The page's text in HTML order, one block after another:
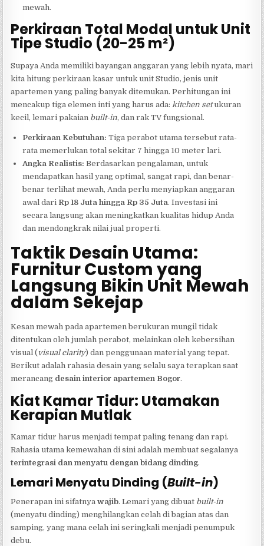
mewah.
Perkiraan Total Modal untuk Unit
Tipe Studio (20-25 m²)
Supaya Anda memiliki bayangan anggaran yang lebih nyata, mari
kita hitung perkiraan kasar untuk unit Studio, jenis unit
apartemen yang paling banyak ditemukan. Perhitungan ini
mencakup tiga elemen inti yang harus ada: kitchen setukuran
kecil, lemari pakaian built-in, dan rak TV fungsional.
Perkiraan Kebutuhan: Tiga perabot utama tersebut rata-
rata memerlukan total sekitar 7 hingga 10 meter lari.
Angka Realistis: Berdasarkan pengalaman, untuk
mendapatkan hasil yang optimal, sangat rapi, dan benar-
benar terlihat mewah, Anda perlu menyiapkan anggaran
awal dari Rp 18 Juta hingga Rp 35 Juta. Investasi ini
secara langsung akan meningkatkan kualitas hidup Anda
dan mendongkrak nilai jual properti.
Taktik Desain Utama:
Furnitur Custom yang
Langsung Bikin Unit Mewah
dalam Sekejap
Kesan mewah pada apartemen berukuran mungil tidak
ditentukan oleh jumlah perabot, melainkan oleh kebersihan
visual ( visual clarity) dan penggunaan material yang tepat.
Berikut adalah rahasia desain yang selalu saya terapkan saat
merancang desain interior apartemen Bogor.
Kiat Kamar Tidur: Utamakan
Kerapian Mutlak
Kamar tidur harus menjadi tempat paling tenang dan rapi.
Rahasia utama kemewahan di sini adalah membuat segalanya
terintegrasi dan menyatu dengan bidang dinding.
Lemari Menyatu Dinding (Built-in)
Penerapan ini sifatnyawajib. Lemari yang dibuat built-in
(menyatu dinding) menghilangkan celah di bagian atas dan
samping, yang mana celah ini seringkali menjadi penumpuk
debu.